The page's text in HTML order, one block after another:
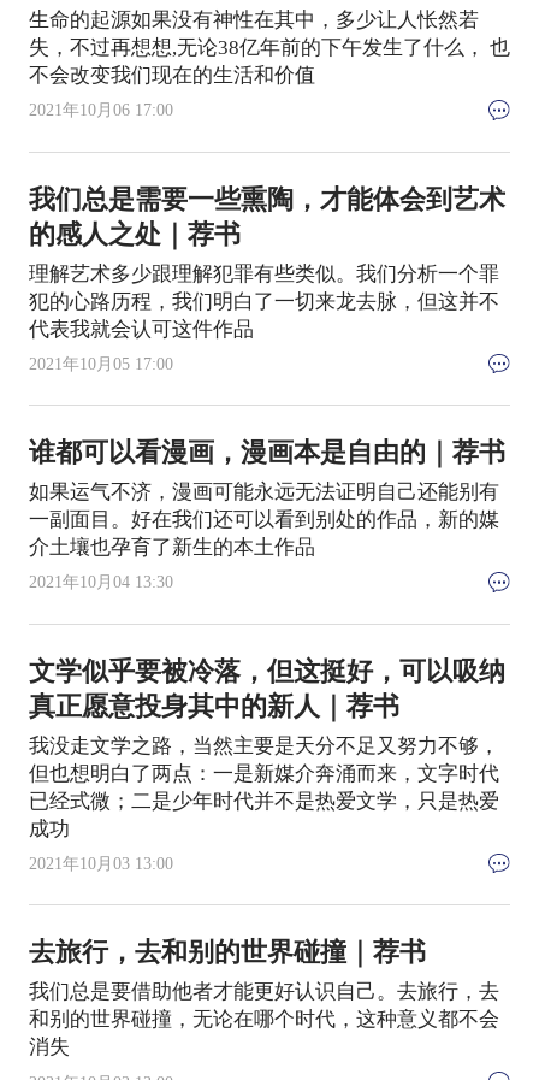
生命的起源如果没有神性在其中，多少让人怅然若
失，不过再想想,无论38亿年前的下午发生了什么， 也
不会改变我们现在的生活和价值
2021年10月06 17:00
我们总是需要一些熏陶，才能体会到艺术
的感人之处｜荐书
理解艺术多少跟理解犯罪有些类似。我们分析一个罪
犯的心路历程，我们明白了一切来龙去脉，但这并不
代表我就会认可这件作品
2021年10月05 17:00
谁都可以看漫画，漫画本是自由的｜荐书
如果运气不济，漫画可能永远无法证明自己还能别有
一副面目。好在我们还可以看到别处的作品，新的媒
介土壤也孕育了新生的本土作品
2021年10月04 13:30
文学似乎要被冷落，但这挺好，可以吸纳
真正愿意投身其中的新人｜荐书
我没走文学之路，当然主要是天分不足又努力不够，
但也想明白了两点：一是新媒介奔涌而来，文字时代
已经式微；二是少年时代并不是热爱文学，只是热爱
成功
2021年10月03 13:00
去旅行，去和别的世界碰撞｜荐书
我们总是要借助他者才能更好认识自己。去旅行，去
和别的世界碰撞，无论在哪个时代，这种意义都不会
消失